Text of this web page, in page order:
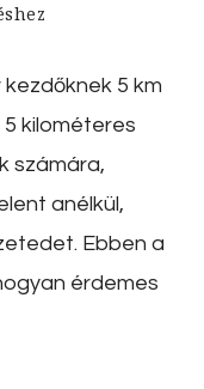
5 km
kilométeres
számára,
anélkül,
Ebben a
érdemes